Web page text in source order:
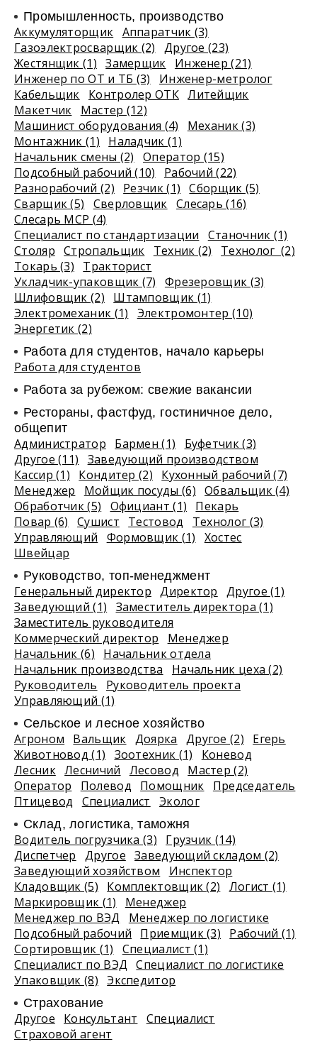
Промышленность, производство
Аккумуляторщик Аппаратчик (3)
Газоэлектросварщик (2)
Другое (23)
Жестянщик (1)
Замерщик
Инженер (21)
Инженер по ОТ и ТБ (3)
Инженер-метролог
Кабельщик
Контролер ОТК Литейщик
Макетчик
Мастер (12)
Машинист оборудования (4)
Механик (3)
Монтажник (1)
Наладчик (1)
Начальник смены (2)
Оператор (15)
Подсобный рабочий (10)
Рабочий (22)
Разнорабочий (2)
Резчик (1)
Сборщик (5)
Сварщик (5)
Сверловщик Слесарь (16)
Слесарь МСР (4)
Специалист по стандартизации
Станочник (1)
Столяр Стропальщик Техник (2)
Технолог (2)
Токарь (3)
Тракторист
Укладчик-упаковщик (7)
Фрезеровщик (3)
Шлифовщик (2)
Штамповщик (1)
Электромеханик (1)
Электромонтер (10)
Энергетик (2)
Работа для студентов, начало карьеры
Работа для студентов
Работа за рубежом: свежие вакансии
Рестораны, фастфуд, гостиничное дело,
общепит
Администратор Бармен (1)
Буфетчик (3)
Другое (11)
Заведующий производством
Кассир (1)
Кондитер (2)
Кухонный рабочий (7)
Менеджер
Мойщик посуды (6) Обвальщик (4)
Обработчик (5)
Официант (1)
Пекарь
Повар (6)
Сушист Тестовод
Технолог (3)
Управляющий
Формовщик (1)
Хостес
Швейцар
Руководство, топ-менеджмент
Генеральный директор Директор
Другое (1)
Заведующий (1)
Заместитель директора (1)
Заместитель руководителя
Коммерческий директор
Менеджер
Начальник (6)
Начальник отдела
Начальник производства
Начальник цеха (2)
Руководитель
Руководитель проекта
Управляющий (1)
Сельское и лесное хозяйство
Агроном Вальщик Доярка Другое (2)
Егерь
Животновод (1)
Зоотехник (1)
Коневод
Лесник Лесничий Лесовод
Мастер (2)
Оператор
Полевод Помощник
Председатель
Птицевод
Специалист Эколог
Склад, логистика, таможня
Водитель погрузчика (3)
Грузчик (14)
Диспетчер
Другое Заведующий складом (2)
Заведующий хозяйством
Инспектор
Кладовщик (5)
Комплектовщик (2)
Логист (1)
Маркировщик (1)
Менеджер
Менеджер по ВЭД
Менеджер по логистике
Подсобный рабочий
Приемщик (3)
Рабочий (1)
Сортировщик (1)
Специалист (1)
Специалист по ВЭД
Специалист по логистике
Упаковщик (8)
Экспедитор
Страхование
Другое Консультант
Специалист
Страховой агент